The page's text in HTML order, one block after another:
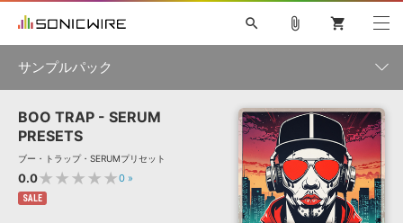
ソフト音源 »
プラグイン・エフェクト »
キャンペーン »
search
初音ミク NT 鏡音リン・レン V4X 巡音ルカ V4X
MEIKO V3
KAITO V3
TOONTRACK
SPITFIRE AUDIO
VIENNA
EZ DRUMMER 3
ライセンスフリーBGM
ボーカル抜き出し
DUBSTEP
MUTANT
ROUTER.FM
attach_file shopping_cart
サンプルパック
製品一覧
ジャンル
BOO TRAP - SERUM
PRESETS
ブー・トラップ・SERUMプリセット
0.0★★★★★0 »
SALE